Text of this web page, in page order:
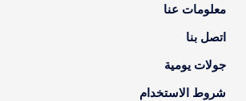
معلومات عنا
اتصل بنا
جولات يومية
شروط الاستخدام